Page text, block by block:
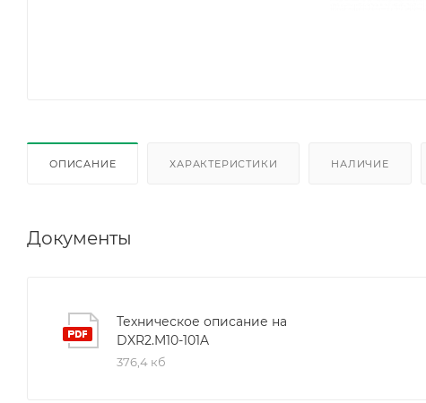
ОПИСАНИЕ ХАРАКТЕРИСТИКИ НАЛИЧИЕ
Документы
Техническое описание на
DXR2.M10-101A
376,4 кб